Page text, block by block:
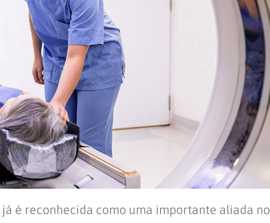
já é reconhecida como uma importante aliada no